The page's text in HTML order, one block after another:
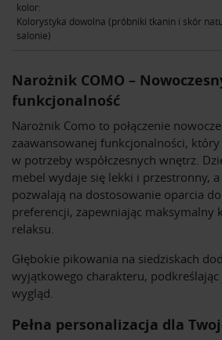
kolor:
Kolorystyka dowolna (próbniki tkanin i skór
salonie)
Narożnik COMO –
funkcjonalność
Narożnik Como to połączenie
zaawansowanej funkcjonalności,
w potrzeby współczesnych wnętrz.
mebel wydaje się lekki i przestronny,
pozwalają na dostosowanie oparcia
preferencji, zapewniając maksymalny
relaksu.
Głębokie pikowania na siedziskach
wyjątkowego charakteru,
wygląd.
Pełna personalizacja dla